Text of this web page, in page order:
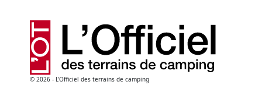
© 2026 - L'Officiel des terrains de camping